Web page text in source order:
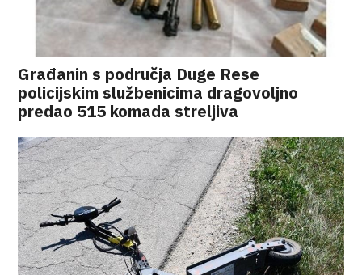
Građanin s područja Duge Rese
policijskim službenicima dragovoljno
predao 515 komada streljiva